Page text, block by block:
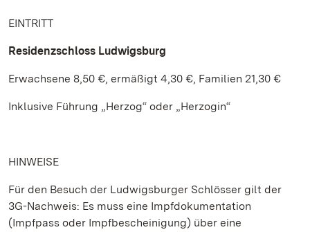
EINTRITT
Residenzschloss Ludwigsburg
Erwachsene 8,50 €, ermäßigt 4,30 €, Familien 21,30 €
Inklusive Führung „Herzog“ oder „Herzogin“
HINWEISE
Für den Besuch der Ludwigsburger Schlösser gilt der
3G-Nachweis: Es muss eine Impfdokumentation
(Impfpass oder Impfbescheinigung) über eine